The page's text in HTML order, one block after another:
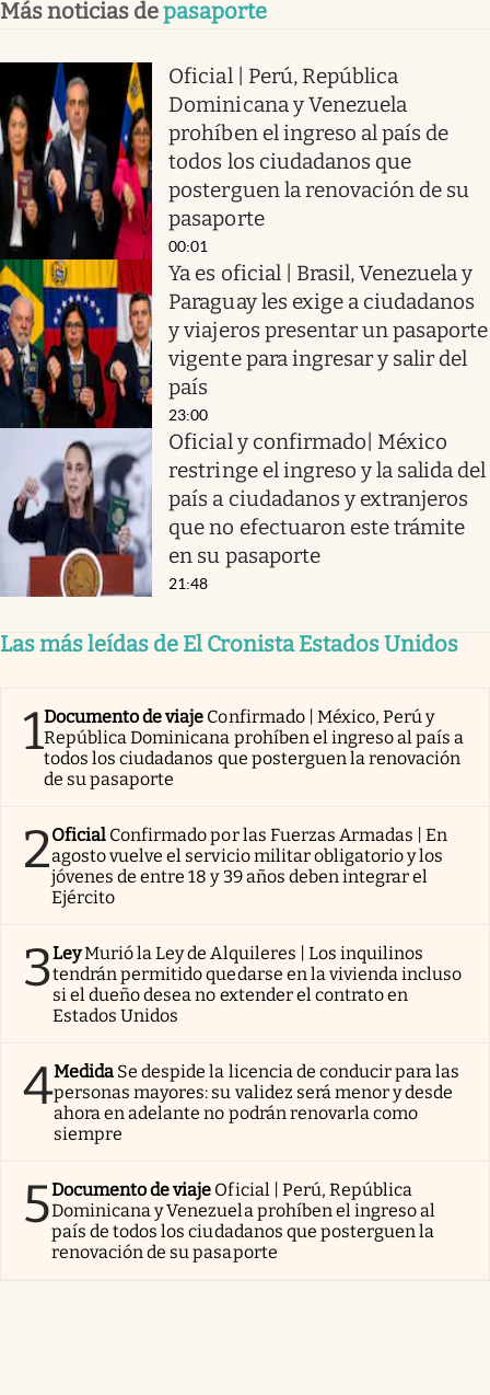
Más noticias depasaporte
Oficial | Perú, República
Dominicana y Venezuela
prohíben el ingreso al país de
todos los ciudadanos que
posterguen la renovación de su
pasaporte
00:01
Ya es oficial | Brasil, Venezuela y
Paraguay les exige a ciudadanos
y viajeros presentar un pasaporte
vigente para ingresar y salir del
país
23:00
Oficial y confirmado| México
restringe el ingreso y la salida del
país a ciudadanos y extranjeros
que no efectuaron este trámite
en su pasaporte
21:48
Las más leídas de El Cronista Estados Unidos
1Documento de viaje Confirmado | México, Perú y
República Dominicana prohíben el ingreso al país a
todos los ciudadanos que posterguen la renovación
de su pasaporte
2Oficial Confirmado por las Fuerzas Armadas | En
agosto vuelve el servicio militar obligatorio y los
jóvenes de entre 18 y 39 años deben integrar el
Ejército
3LeyMurió la Ley de Alquileres | Los inquilinos
tendrán permitido quedarse en la vivienda incluso
si el dueño desea no extender el contrato en
Estados Unidos
4Medida Se despide la licencia de conducir para las
personas mayores: su validez será menor y desde
ahora en adelante no podrán renovarla como
siempre
5Documento de viaje Oficial | Perú, República
Dominicana y Venezuela prohíben el ingreso al
país de todos los ciudadanos que posterguen la
renovación de su pasaporte